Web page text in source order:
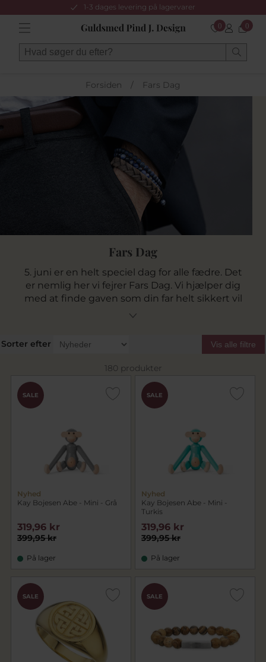
1-3 dages levering på lagervarer
0 0
Forsiden / Fars Dag
Fars Dag
5. juni er en helt speciel dag for alle fædre. Det
er nemlig her vi fejrer Fars Dag. Vi hjælper dig
med at finde gaven som din far helt sikkert vil
elske. Vi har fine nøgleringe, lækre ure,
Gå på opdagelse iblandt vores gaveideer til Fars
Dag lige her.
Sorter efter Vis alle filtre
180 produkter
SALE
Nyhed
Kay Bojesen Abe - Mini - Grå
399,95 kr
319,96 kr
På lager
SALE
Nyhed
Kay Bojesen Abe - Mini -
Turkis
399,95 kr
319,96 kr
På lager
SALE SALE